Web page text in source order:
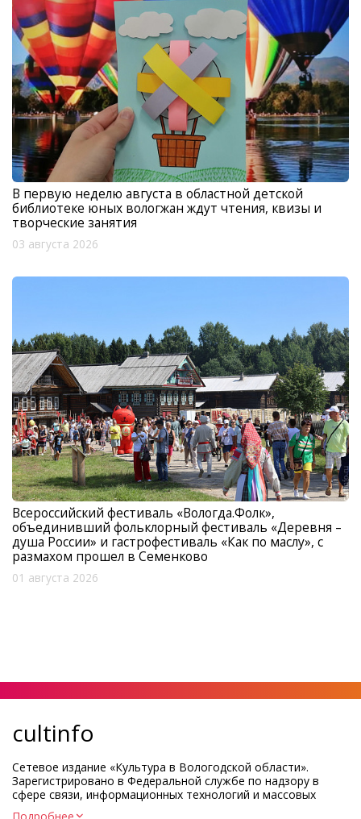
В первую неделю августа в областной детской
библиотеке юных вологжан ждут чтения, квизы и
творческие занятия
03 августа 2026
Всероссийский фестиваль «Вологда.Фолк»,
объединивший фольклорный фестиваль «Деревня –
душа России» и гастрофестиваль «Как по маслу», с
размахом прошел в Семенково
01 августа 2026
cultinfo
Сетевое издание «Культура в Вологодской области».
Зарегистрировано в Федеральной службе по надзору в
сфере связи, информационных технологий и массовых